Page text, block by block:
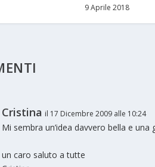
9 Aprile 2018
Cristina il 17 Dicembre 2009 alle 10:24
Mi sembra un’idea davvero bella e
un caro saluto a tutte